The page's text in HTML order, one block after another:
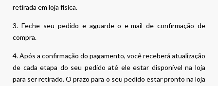
retirada em loja física.
3. Feche seu pedido e aguarde o e-mail de confirmação de
compra.
4. Após a confirmação do pagamento, você receberá atualização
de cada etapa do seu pedido até ele estar disponível na loja
para ser retirado. O prazo para o seu pedido estar pronto na loja